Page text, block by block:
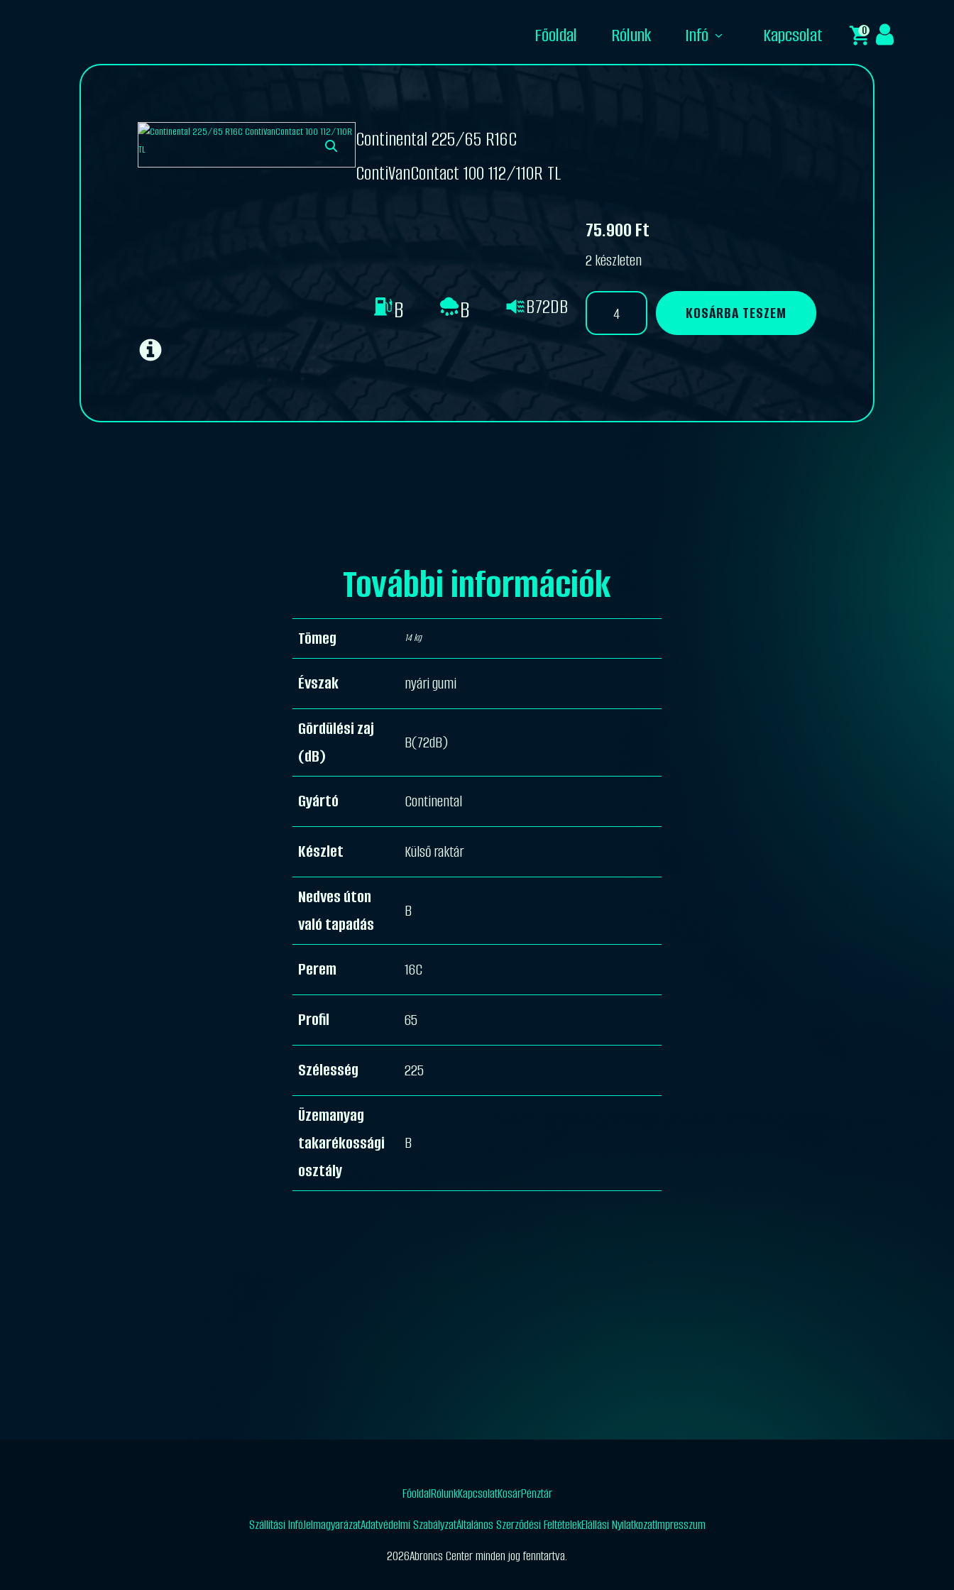
Főoldal Rólunk Infó Kapcsolat 0
Continental 225/65 R16C
ContiVanContact 100 112/110R TL
B B B72DB
75.900Ft
2 készleten
Continental
R16C
KOSÁRBA TESZEM
További információk
Tömeg 14 kg
Évszak nyári gumi
Gördülési zaj
(dB)
B(72dB)
Gyártó Continental
Készlet Külső raktár
Nedves úton
való tapadás
B
Perem 16C
Profil 65
Szélesség 225
Üzemanyag
takarékossági
osztály
B
FőoldalRólunkKapcsolatKosárPénztár
Szállítási InfóJelmagyarázatAdatvédelmi SzabályzatÁltalános Szerződési FeltételekElállási NyilatkozatImpresszum
2026Abroncs Center minden jog fenntartva.